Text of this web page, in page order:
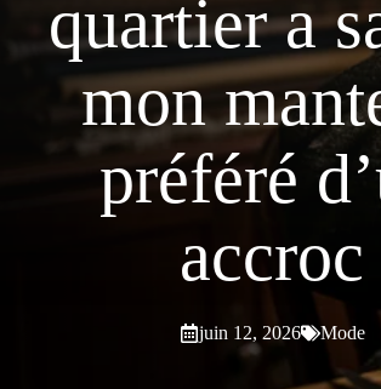
quartier a
mon
préféré
accroc
juin 12, 2026 Mode